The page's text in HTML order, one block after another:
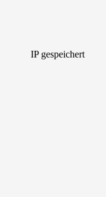
IP gespeichert